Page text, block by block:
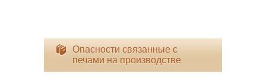
Опасности связанные с
печами на производстве